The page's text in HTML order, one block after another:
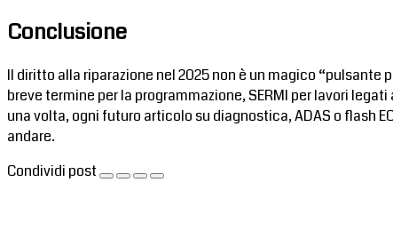
Conclusione
Il diritto alla riparazione nel 2025 non è un magico “pulsante
breve termine per la programmazione, SERMI per lavori
una volta, ogni futuro articolo su diagnostica, ADAS o flash
andare.
Condividi post